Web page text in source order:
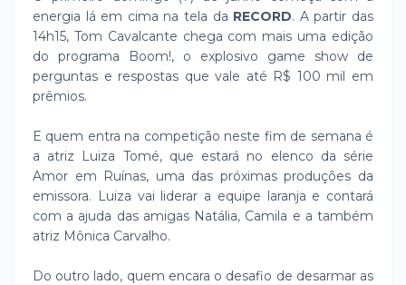
energia lá em cima na tela da RECORD. A partir das
14h15, Tom Cavalcante chega com mais uma edição
do programa Boom!, o explosivo game show de
perguntas e respostas que vale até R$ 100 mil em
prêmios.
E quem entra na competição neste fim de semana é
a atriz Luiza Tomé, que estará no elenco da série
Amor em Ruínas, uma das próximas produções da
emissora. Luiza vai liderar a equipe laranja e contará
com a ajuda das amigas Natália, Camila e a também
atriz Mônica Carvalho.
Do outro lado, quem encara o desafio de desarmar as